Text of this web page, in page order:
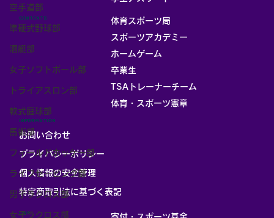
空手道部
準硬式野球部
漕艇部
女子ソフトボール部
トライアスロン部
軟式庭球部
馬術部
フィールドホッケー部
ライフセービング部
男子ラクロス部
女子ラクロス部
体育スポーツ局
スポーツアカデミー
ホームゲーム
卒業生
TSAトレーナーチーム
体育・スポーツ憲章
CONTENTS
LINK
INFORMATION
お問い合わせ
プライバシーポリシー
個人情報の安全管理
​特定商取引法に基づく表記